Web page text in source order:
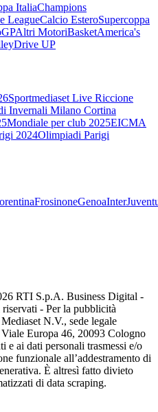
ItaliaChampions
LeagueCalcio EsteroSupercoppa
Altri MotoriBasketAmerica's
Drive UP
Sportmediaset Live Riccione
Invernali Milano Cortina
Mondiale per club 2025EICMA
2024Olimpiadi Parigi
FrosinoneGenoaInter
RTI S.p.A. Business Digital -
- Per la pubblicità
N.V., sede legale
Europa 46, 20093 Cologno
e ai dati personali trasmessi e/o
funzionale all’addestramento di
È altresì fatto divieto
di data scraping.